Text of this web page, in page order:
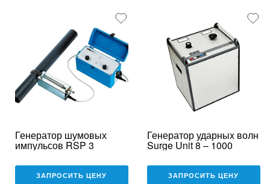
Генератор шумовых
импульсов RSP 3
ЗАПРОСИТЬ ЦЕНУ
Генератор ударных волн
Surge Unit 8 – 1000
ЗАПРОСИТЬ ЦЕНУ